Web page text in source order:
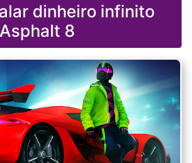
dinheiro infinito
Asphalt 8